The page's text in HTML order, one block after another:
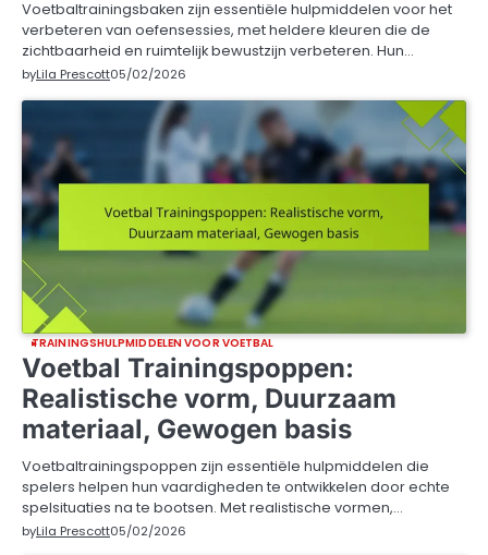
Voetbaltrainingsbaken zijn essentiële hulpmiddelen voor het
verbeteren van oefensessies, met heldere kleuren die de
zichtbaarheid en ruimtelijk bewustzijn verbeteren. Hun…
byLila Prescott05/02/2026
TRAININGSHULPMIDDELEN VOOR VOETBAL
Voetbal Trainingspoppen:
Realistische vorm, Duurzaam
materiaal, Gewogen basis
Voetbaltrainingspoppen zijn essentiële hulpmiddelen die
spelers helpen hun vaardigheden te ontwikkelen door echte
spelsituaties na te bootsen. Met realistische vormen,…
byLila Prescott05/02/2026